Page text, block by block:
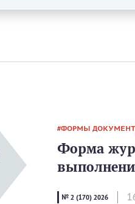
ФОРМЫ
Форма
№ 2 (170) 2026